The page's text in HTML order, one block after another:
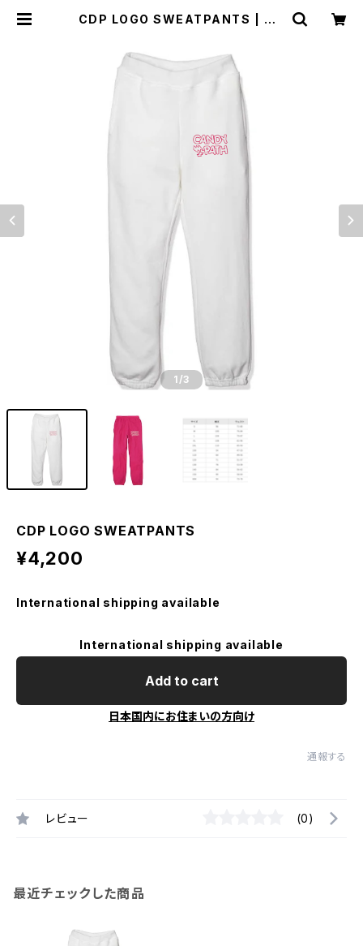
CDP LOGO SWEATPANTS | CA
1 /3
CDP LOGO SWEATPANTS
¥4,200
International shipping available
International shipping available
Add to cart
日本国内にお住まいの方向け
通報する
レビュー (0)
最近チェックした商品